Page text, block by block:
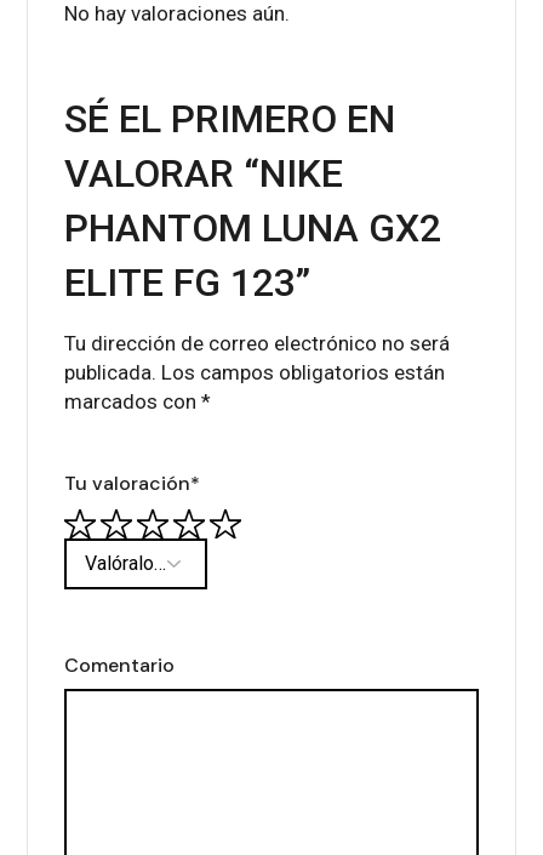
No hay valoraciones aún.
SÉ EL PRIMERO EN
VALORAR “NIKE
PHANTOM LUNA GX2
ELITE FG 123”
Tu dirección de correo electrónico no será
publicada. Los campos obligatorios están
marcados con*
Tu valoración*
Comentario